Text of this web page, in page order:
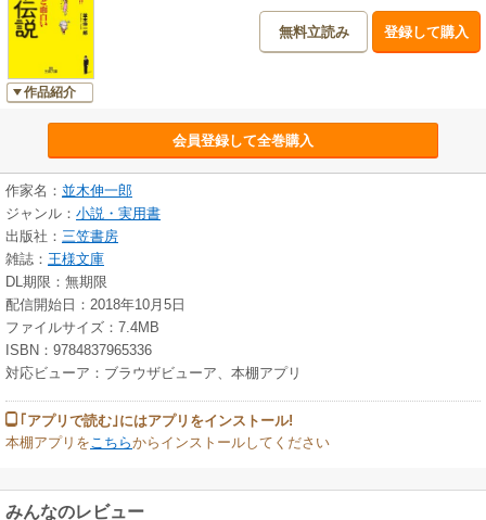
作品紹介
無料立読み 登録して購入
会員登録して全巻購入
作家名： 並木伸一郎
ジャンル： 小説・実用書
出版社： 三笠書房
雑誌： 王様文庫
DL期限：無期限
配信開始日：2018年10月5日
ファイルサイズ：7.4MB
ISBN：9784837965336
対応ビューア：ブラウザビューア、本棚アプリ
｢アプリで読む｣にはアプリをインストール!
本棚アプリを こちらからインストールしてください
みんなのレビュー